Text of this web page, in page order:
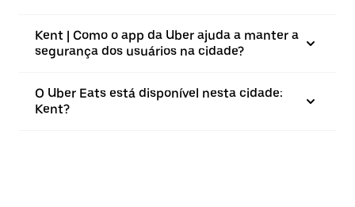
Kent | Como o app da Uber ajuda a manter a
segurança dos usuários na cidade?
O Uber Eats está disponível nesta cidade:
Kent?